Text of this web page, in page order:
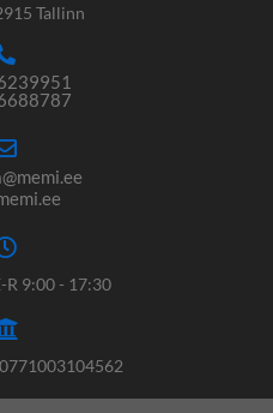
Tallinn
R 9:00 - 17:30